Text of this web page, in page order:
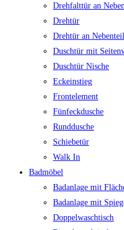
Drehfalttür an
Drehtür
Drehtür an Nebenteil
Duschtür mit
Duschtür Nische
Eckeinstieg
Frontelement
Fünfeckdusche
Runddusche
Schiebetür
Walk In
Badmöbel
Badanlage mit
Badanlage mit
Doppelwaschtisch